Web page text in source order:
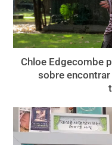
Chloe Edgecombe
sobre